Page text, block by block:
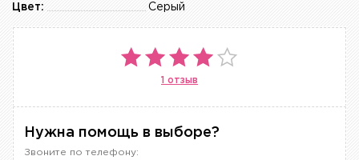
Серый
Цвет:
1 отзыв
Нужна помощь в выборе?
Звоните по телефону: